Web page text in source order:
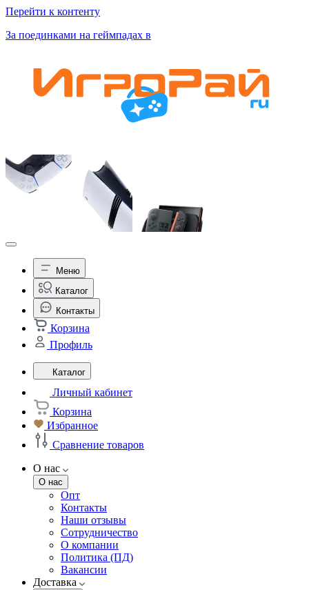
Перейти к контенту
За поединками на геймпадах в
Меню
Каталог
Контакты
Корзина
Профиль
Каталог
Личный кабинет
Корзина
Избранное
Сравнение товаров
О нас
О нас
Опт
Контакты
Наши отзывы
Сотрудничество
О компании
Политика (ПД)
Вакансии
Доставка